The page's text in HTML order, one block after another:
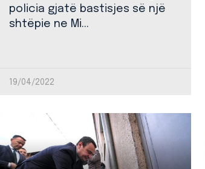
policia gjatë bastisjes së një
shtëpie ne Mi...
19/04/2022